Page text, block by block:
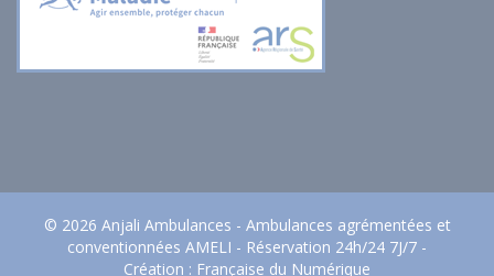
© 2026 Anjali Ambulances - Ambulances agrémentées et
conventionnées AMELI - Réservation 24h/24 7J/7 -
Création : Française du Numérique